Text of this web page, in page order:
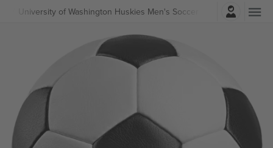
University of Washington Huskies Men's Soccer lístkov
Prihlásenie